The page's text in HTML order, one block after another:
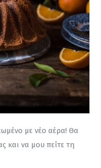
με νέο αέρα! Θα
και να μου πείτε τη